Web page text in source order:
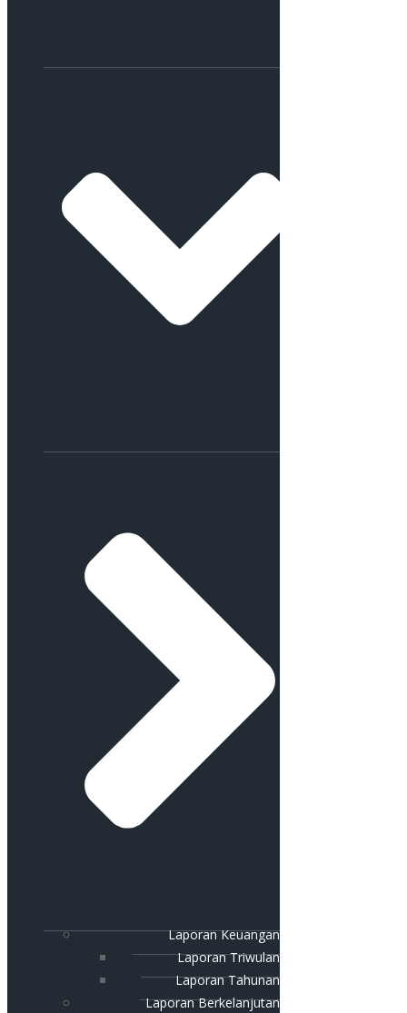
Laporan Keuangan
Laporan Triwulan
Laporan Tahunan
Laporan Berkelanjutan